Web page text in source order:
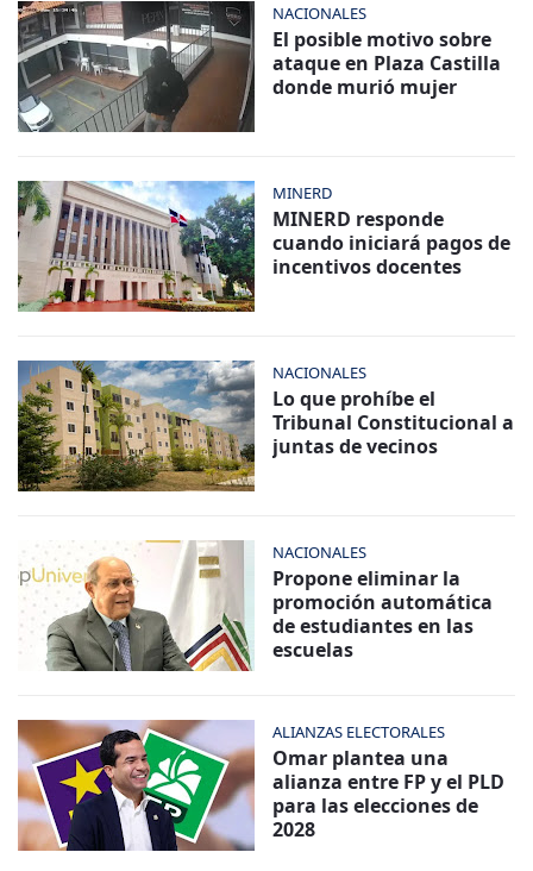
NACIONALES
El posible motivo sobre
ataque en Plaza Castilla
donde murió mujer
MINERD
MINERD responde
cuando iniciará pagos de
incentivos docentes
NACIONALES
Lo que prohíbe el
Tribunal Constitucional a
juntas de vecinos
NACIONALES
Propone eliminar la
promoción automática
de estudiantes en las
escuelas
ALIANZAS ELECTORALES
Omar plantea una
alianza entre FP y el PLD
para las elecciones de
2028